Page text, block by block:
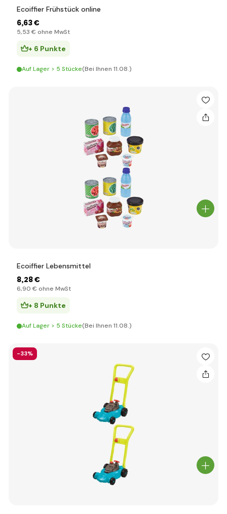
Ecoiffier Frühstück online
6,63 €
5,53 € ohne MwSt
+ 6 Punkte
Auf Lager > 5 Stücke(Bei Ihnen 11.08.)
Ecoiffier Lebensmittel
8,28 €
6,90 € ohne MwSt
+ 8 Punkte
Auf Lager > 5 Stücke(Bei Ihnen 11.08.)
-33%